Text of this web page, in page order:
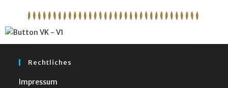
Rechtliches
Impressum